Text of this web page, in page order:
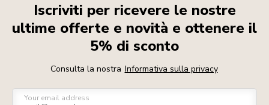
Iscriviti per ricevere le nostre
ultime offerte e novità e ottenere il
5% di sconto
Consulta la nostra Informativa sulla privacy
Your email address